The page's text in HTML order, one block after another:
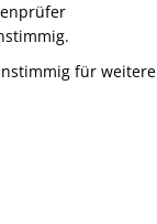
für weitere